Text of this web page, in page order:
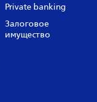
Private banking
Залоговое
имущество